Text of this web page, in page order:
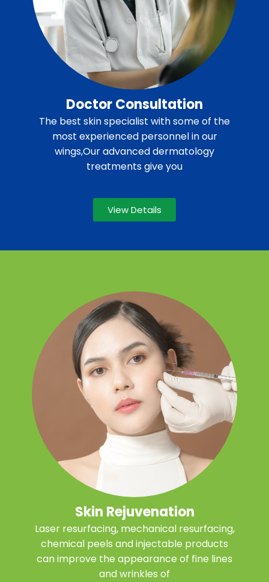
Doctor Consultation
The best skin specialist with some of the
most experienced personnel in our
wings,Our advanced dermatology
treatments give you
View Details
Skin Rejuvenation
Laser resurfacing, mechanical resurfacing,
chemical peels and injectable products
can improve the appearance of fine lines
and wrinkles of